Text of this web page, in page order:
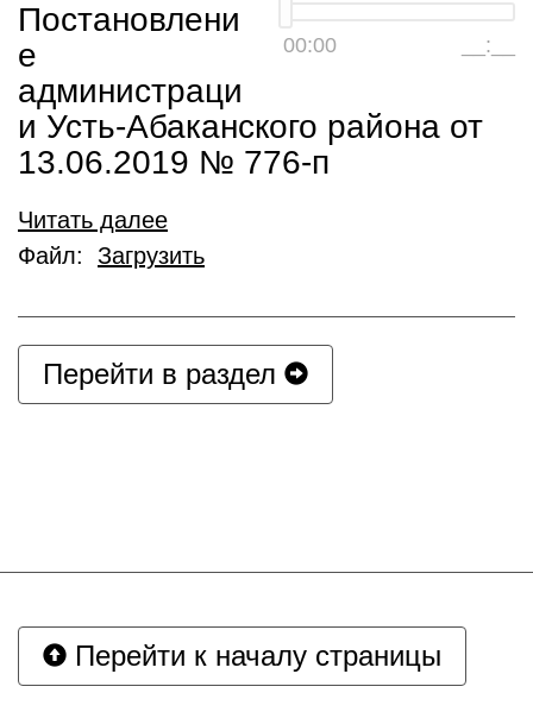
00:00 __:__
Постановлени
е
администраци
и Усть-Абаканского района от
13.06.2019 № 776-п
Читать далее
Файл: Загрузить
Перейти в раздел
Перейти к началу страницы